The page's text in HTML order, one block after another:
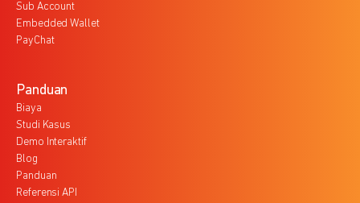
Sub Account
Embedded Wallet
PayChat
Panduan
Biaya
Studi Kasus
Demo Interaktif
Blog
Panduan
Referensi API